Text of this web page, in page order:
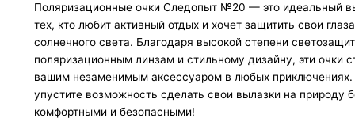
Поляризационные очки Следопыт №20 — это идеальный
тех, кто любит активный отдых и хочет защитить свои
солнечного света. Благодаря высокой степени
поляризационным линзам и стильному дизайну, эти очки
вашим незаменимым аксессуаром в любых
упустите возможность сделать свои вылазки на природу
комфортными и безопасными!